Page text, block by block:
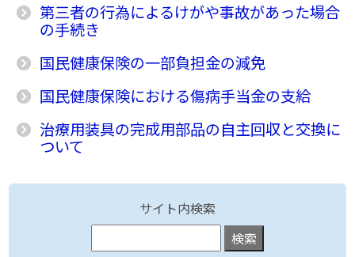
第三者の行為によるけがや事故があった場合
の手続き
国民健康保険の一部負担金の減免
国民健康保険における傷病手当金の支給
治療用装具の完成用部品の自主回収と交換に
ついて
サイト内検索